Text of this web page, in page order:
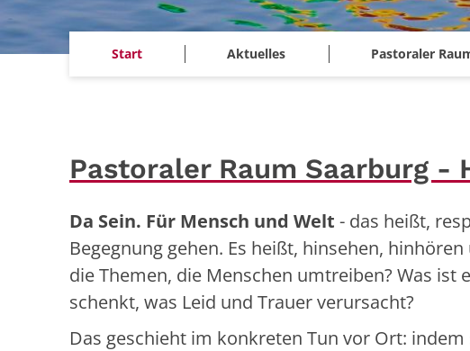
Start Aktuelles Pastoraler
Pastoraler Raum Saarburg -
Da Sein. Für Mensch und Welt - das heißt,
Begegnung gehen. Es heißt, hinsehen,
die Themen, die Menschen umtreiben? Was ist
schenkt, was Leid und Trauer verursacht?
Das geschieht im konkreten Tun vor Ort: